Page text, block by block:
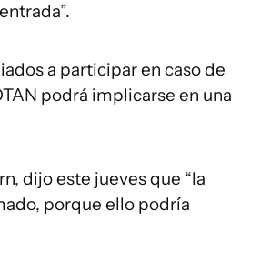
a participar en caso de
podrá implicarse en una
dijo este jueves que “la
porque ello podría